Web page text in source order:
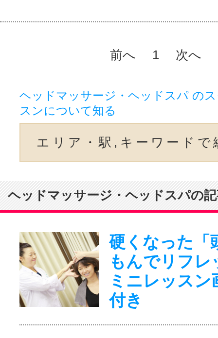
前へ 1 次へ
ヘッドマッサージ・ヘッドスパ の
スンについて知る
エリア・駅,キーワードで
ヘッドマッサージ・ヘッドスパの
硬くなった「
もんでリフ
ミニレッスン
付き